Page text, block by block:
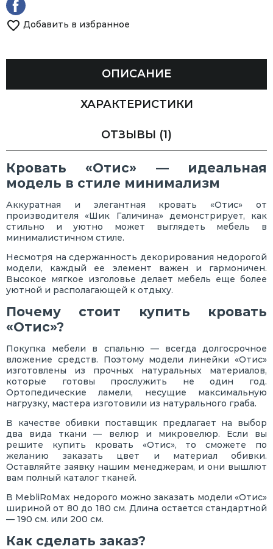
Добавить в избранное
ОПИСАНИЕ
ХАРАКТЕРИСТИКИ
ОТЗЫВЫ (1)
Кровать «Отис» — идеальная
модель в стиле минимализм
Аккуратная и элегантная кровать «Отис» от
производителя «Шик Галичина» демонстрирует, как
стильно и уютно может выглядеть мебель в
минималистичном стиле.
Несмотря на сдержанность декорирования недорогой
модели, каждый ее элемент важен и гармоничен.
Высокое мягкое изголовье делает мебель еще более
уютной и располагающей к отдыху.
Почему стоит купить кровать
«Отис»?
Покупка мебели в спальню — всегда долгосрочное
вложение средств. Поэтому модели линейки «Отис»
изготовлены из прочных натуральных материалов,
которые готовы прослужить не один год.
Ортопедические ламели, несущие максимальную
нагрузку, мастера изготовили из натурального граба.
В качестве обивки поставщик предлагает на выбор
два вида ткани — велюр и микровелюр. Если вы
решите купить кровать «Отис», то сможете по
желанию заказать цвет и материал обивки.
Оставляйте заявку нашим менеджерам, и они вышлют
вам полный каталог тканей.
В MebliRoMax недорого можно заказать модели «Отис»
шириной от 80 до 180 см. Длина остается стандартной
— 190 см. или 200 см.
Как сделать заказ?